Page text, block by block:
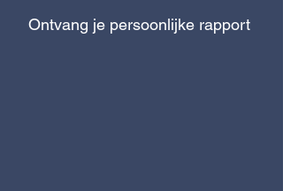
Ontvang je persoonlijke rapport